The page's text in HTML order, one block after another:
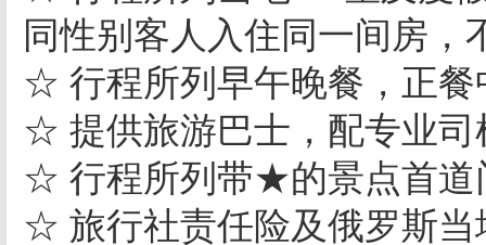
同性别客人入住同一间房
☆ 行程所列早午晚餐，正
☆ 提供旅游巴士，配专业司
☆ 行程所列带★的景点首道
☆ 旅行社责任险及俄罗斯当